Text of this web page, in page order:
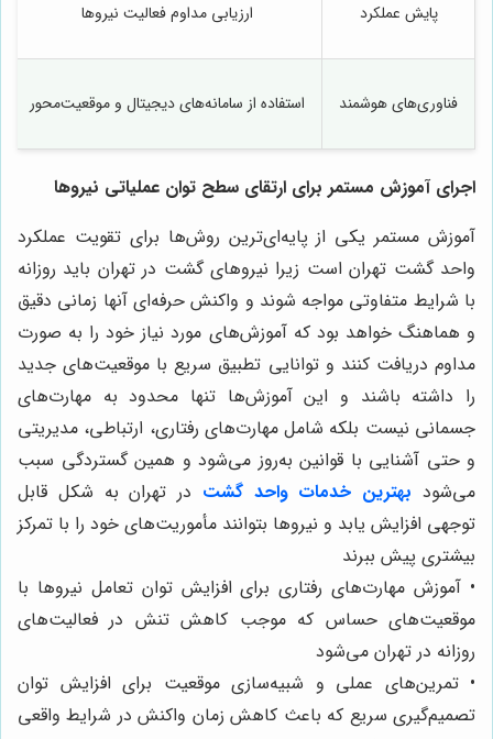
پایش عملکرد ارزیابی مداوم فعالیت نیروها
فناوری‌های هوشمند استفاده از سامانه‌های دیجیتال و موقعیت‌محور
اجرای آموزش مستمر برای ارتقای سطح توان عملیاتی نیروها
آموزش مستمر یکی از پایه‌ای‌ترین روش‌ها برای تقویت عملکرد
واحد گشت تهران است زیرا نیروهای گشت در تهران باید روزانه
با شرایط متفاوتی مواجه شوند و واکنش حرفه‌ای آنها زمانی دقیق
و هماهنگ خواهد بود که آموزش‌های مورد نیاز خود را به صورت
مداوم دریافت کنند و توانایی تطبیق سریع با موقعیت‌های جدید
را داشته باشند و این آموزش‌ها تنها محدود به مهارت‌های
جسمانی نیست بلکه شامل مهارت‌های رفتاری، ارتباطی، مدیریتی
و حتی آشنایی با قوانین به‌روز می‌شود و همین گستردگی سبب
می‌شود بهترین خدمات واحد گشت در تهران به شکل قابل
توجهی افزایش یابد و نیروها بتوانند مأموریت‌های خود را با تمرکز
بیشتری پیش ببرند
• آموزش مهارت‌های رفتاری برای افزایش توان تعامل نیروها با
موقعیت‌های حساس که موجب کاهش تنش در فعالیت‌های
روزانه در تهران می‌شود
• تمرین‌های عملی و شبیه‌سازی موقعیت برای افزایش توان
تصمیم‌گیری سریع که باعث کاهش زمان واکنش در شرایط واقعی